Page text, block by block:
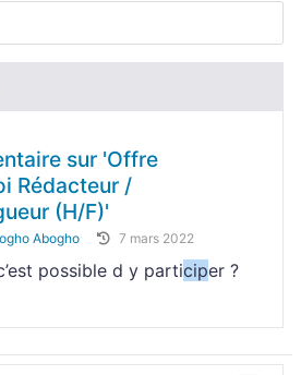
sur 'Offre
Rédacteur /
(H/F)'
Abogho 7 mars 2022
possible d y participer ?